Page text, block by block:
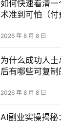
如何快速看清
术准到可怕（付
2026 年 8 月 8 日
为什么成功人
后有哪些可复
2026 年 8 月 8 日
AI副业实操揭